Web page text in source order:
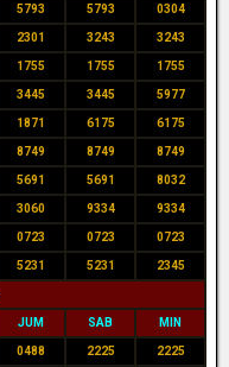
5793 5793 0304
2301 3243 3243
1755 1755 1755
3445 3445 5977
1871 6175 6175
8749 8749 8749
5691 5691 8032
3060 9334 9334
0723 0723 0723
5231 5231 2345
JUM SAB MIN
0488 2225 2225